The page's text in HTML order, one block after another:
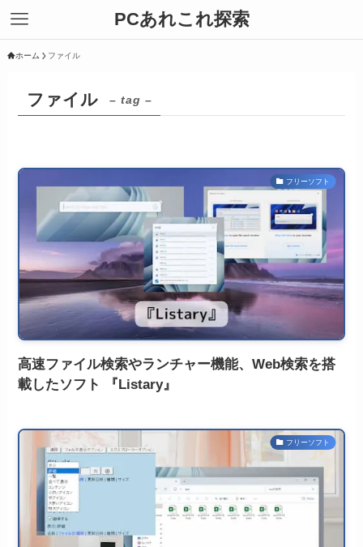
PCあれこれ探索
ホーム ファイル
ファイル – tag –
フリーソフト
高速ファイル検索やランチャー機能、Web検索を搭
載したソフト 『Listary』
フリーソフト